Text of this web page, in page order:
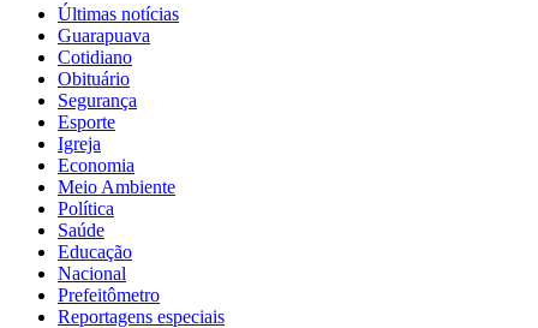
Últimas notícias
Guarapuava
Cotidiano
Obituário
Segurança
Esporte
Igreja
Economia
Meio Ambiente
Política
Saúde
Educação
Nacional
Prefeitômetro
Reportagens especiais